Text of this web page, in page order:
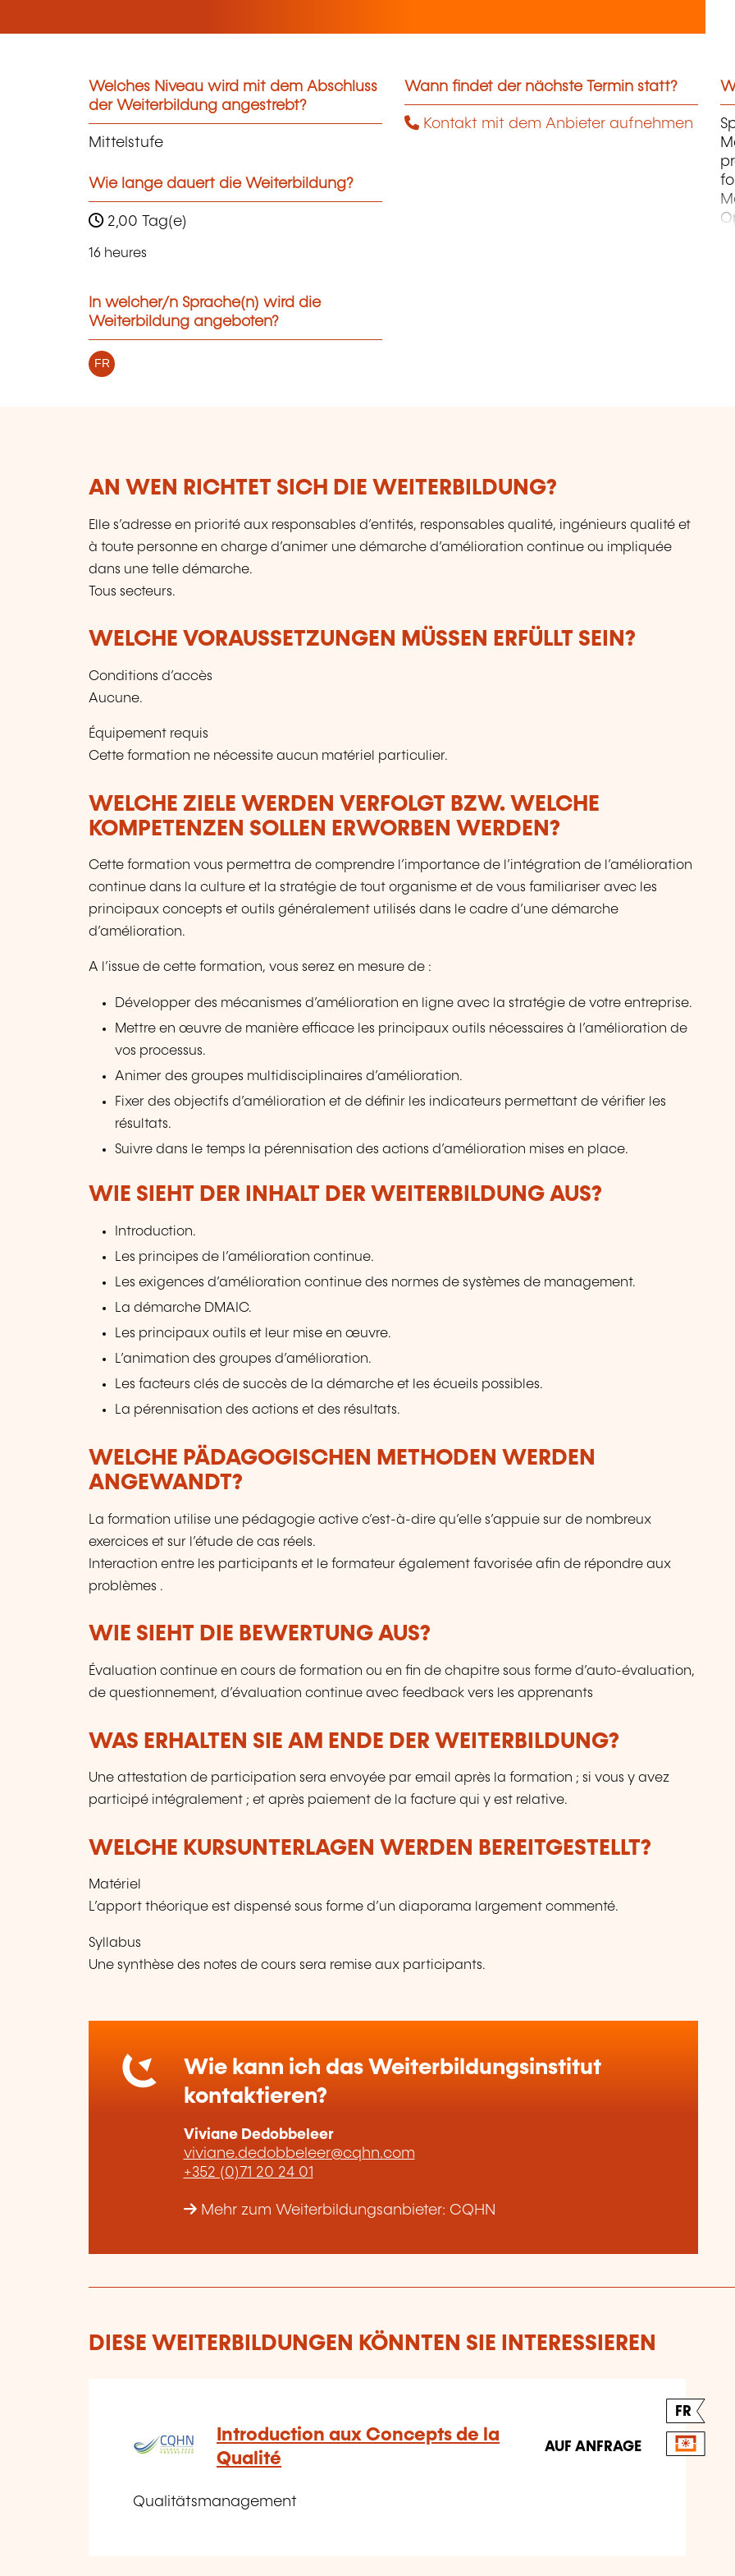
Welches Niveau wird mit dem Abschluss
der Weiterbildung angestrebt?
Mittelstufe
Wie lange dauert die Weiterbildung?
2,00 Tag(e)
16 heures
In welcher/n Sprache(n) wird die
Weiterbildung angeboten?
FR
Wann findet der nächste Termin statt?
Kontakt mit dem Anbieter aufnehmen
AN WEN RICHTET SICH DIE WEITERBILDUNG?
Elle s’adresse en priorité aux responsables d’entités, responsables qualité, ingénieurs qualité et
à toute personne en charge d’animer une démarche d’amélioration continue ou impliquée
dans une telle démarche.
Tous secteurs.
WELCHE VORAUSSETZUNGEN MÜSSEN ERFÜLLT SEIN?
Conditions d’accès
Aucune.
Équipement requis
Cette formation ne nécessite aucun matériel particulier.
WELCHE ZIELE WERDEN VERFOLGT BZW. WELCHE
KOMPETENZEN SOLLEN ERWORBEN WERDEN?
Cette formation vous permettra de comprendre l’importance de l’intégration de l’amélioration
continue dans la culture et la stratégie de tout organisme et de vous familiariser avec les
principaux concepts et outils généralement utilisés dans le cadre d’une démarche
d’amélioration.
A l’issue de cette formation, vous serez en mesure de :
Développer des mécanismes d’amélioration en ligne avec la stratégie de votre entreprise.
Mettre en œuvre de manière efficace les principaux outils nécessaires à l’amélioration de
vos processus.
Animer des groupes multidisciplinaires d’amélioration.
Fixer des objectifs d’amélioration et de définir les indicateurs permettant de vérifier les
résultats.
Suivre dans le temps la pérennisation des actions d’amélioration mises en place.
WIE SIEHT DER INHALT DER WEITERBILDUNG AUS?
Introduction.
Les principes de l’amélioration continue.
Les exigences d’amélioration continue des normes de systèmes de management.
La démarche DMAIC.
Les principaux outils et leur mise en œuvre.
L’animation des groupes d’amélioration.
Les facteurs clés de succès de la démarche et les écueils possibles.
La pérennisation des actions et des résultats.
WELCHE PÄDAGOGISCHEN METHODEN WERDEN
ANGEWANDT?
La formation utilise une pédagogie active c’est-à-dire qu’elle s’appuie sur de nombreux
exercices et sur l’étude de cas réels.
Interaction entre les participants et le formateur également favorisée afin de répondre aux
problèmes .
WIE SIEHT DIE BEWERTUNG AUS?
Évaluation continue en cours de formation ou en fin de chapitre sous forme d’auto-évaluation,
de questionnement, d’évaluation continue avec feedback vers les apprenants
WAS ERHALTEN SIE AM ENDE DER WEITERBILDUNG?
Une attestation de participation sera envoyée par email après la formation ; si vous y avez
participé intégralement ; et après paiement de la facture qui y est relative.
WELCHE KURSUNTERLAGEN WERDEN BEREITGESTELLT?
Matériel
L’apport théorique est dispensé sous forme d’un diaporama largement commenté.
Syllabus
Une synthèse des notes de cours sera remise aux participants.
Wie kann ich das Weiterbildungsinstitut
kontaktieren?
Viviane Dedobbeleer
viviane.dedobbeleer@cqhn.com
+352 (0)71 20 24 01
Mehr zum Weiterbildungsanbieter: CQHN
DIESE WEITERBILDUNGEN KÖNNTEN SIE INTERESSIEREN
FR
Introduction aux Concepts de la
Qualité
AUF ANFRAGE
Qualitätsmanagement